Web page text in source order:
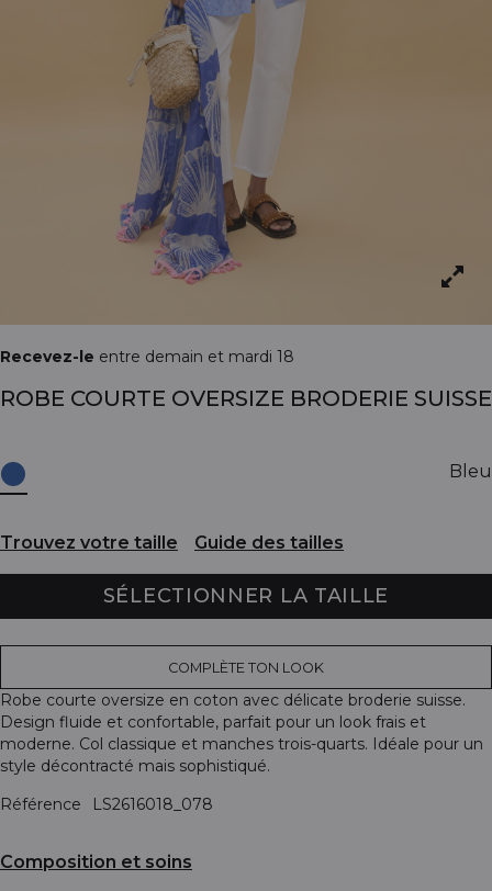
Recevez-le entre demain et mardi 18
ROBE COURTE OVERSIZE BRODERIE SUISSE
Bleu
Trouvez votre taille Guide des tailles
SÉLECTIONNER LA TAILLE
COMPLÈTE TON LOOK
Robe courte oversize en coton avec délicate broderie suisse.
Design fluide et confortable, parfait pour un look frais et
moderne. Col classique et manches trois-quarts. Idéale pour un
style décontracté mais sophistiqué.
Référence
LS2616018_078
Composition et soins